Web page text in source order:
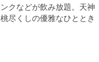
クなどが飲み放題。天神
尽くしの優雅なひととき